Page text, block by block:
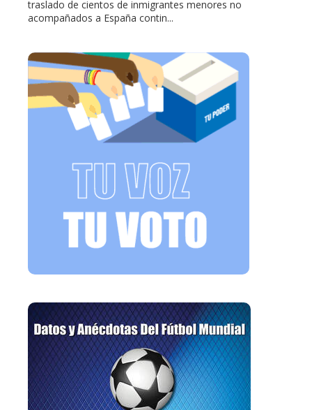
traslado de cientos de inmigrantes menores no
acompañados a España contin...